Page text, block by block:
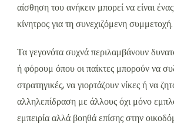
αίσθηση του ανήκειν μπορεί να είναι
κίνητρος για τη συνεχιζόμενη συμμετοχή.
Τα γεγονότα συχνά περιλαμβάνουν
ή φόρουμ όπου οι παίκτες μπορούν να
στρατηγικές, να γιορτάζουν νίκες ή να
αλληλεπίδραση με άλλους όχι μόνο
εμπειρία αλλά βοηθά επίσης στην